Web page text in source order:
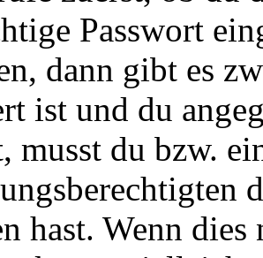
Passwort
dann gibt es
ist und du
musst du bzw.
hast. Wenn